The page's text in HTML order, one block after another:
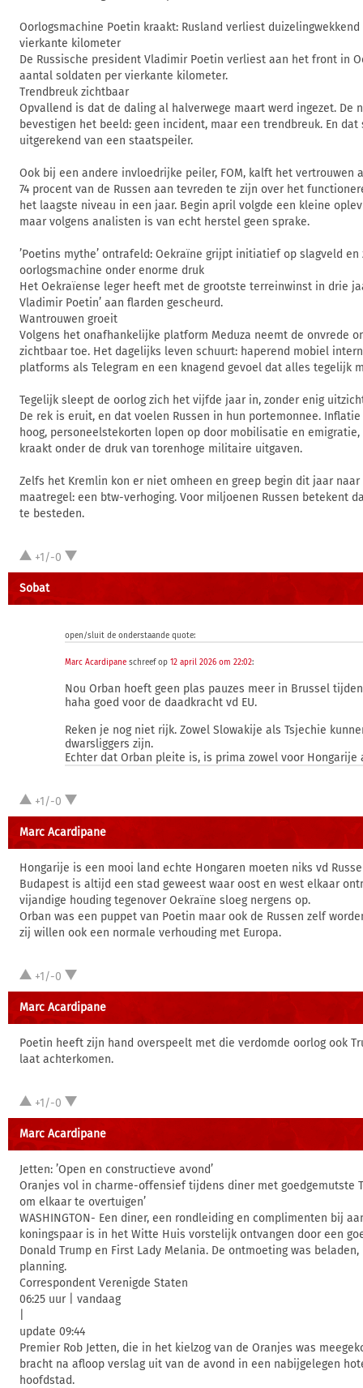
Oorlogsmachine Poetin kraakt: Rusland verliest
vierkante kilometer
De Russische president Vladimir Poetin verliest aan het front in
aantal soldaten per vierkante kilometer.
Trendbreuk zichtbaar
Opvallend is dat de daling al halverwege maart werd ingezet. De
bevestigen het beeld: geen incident, maar een trendbreuk. En dat
uitgerekend van een staatspeiler.
Ook bij een andere invloedrijke peiler, FOM, kalft het vertrouwen
74 procent van de Russen aan tevreden te zijn over het
het laagste niveau in een jaar. Begin april volgde een kleine
maar volgens analisten is van echt herstel geen sprake.
’Poetins mythe’ ontrafeld: Oekraïne grijpt initiatief op slagveld en
oorlogsmachine onder enorme druk
Het Oekraïense leger heeft met de grootste terreinwinst in drie
Vladimir Poetin’ aan flarden gescheurd.
Wantrouwen groeit
Volgens het onafhankelijke platform Meduza neemt de onvrede
zichtbaar toe. Het dagelijks leven schuurt: haperend mobiel
platforms als Telegram en een knagend gevoel dat alles tegelijk
Tegelijk sleept de oorlog zich het vijfde jaar in, zonder enig
De rek is eruit, en dat voelen Russen in hun portemonnee.
hoog, personeelstekorten lopen op door mobilisatie en
kraakt onder de druk van torenhoge militaire uitgaven.
Zelfs het Kremlin kon er niet omheen en greep begin dit jaar
maatregel: een btw-verhoging. Voor miljoenen Russen betekent
te besteden.
+1/-0
Sobat
open/sluit de onderstaande quote:
Marc Acardipane schreef op 12 april 2026 om 22:02:
Nou Orban hoeft geen plas pauzes meer in Brussel
haha goed voor de daadkracht vd EU.
Reken je nog niet rijk. Zowel Slowakije als Tsjechie
dwarsliggers zijn.
Echter dat Orban pleite is, is prima zowel voor Hongarije
+1/-0
Marc Acardipane
Hongarije is een mooi land echte Hongaren moeten niks vd
Budapest is altijd een stad geweest waar oost en west elkaar
vijandige houding tegenover Oekraïne sloeg nergens op.
Orban was een puppet van Poetin maar ook de Russen zelf
zij willen ook een normale verhouding met Europa.
+1/-0
Marc Acardipane
Poetin heeft zijn hand overspeelt met die verdomde oorlog ook
laat achterkomen.
+1/-0
Marc Acardipane
Jetten: ’Open en constructieve avond’
Oranjes vol in charme-offensief tijdens diner met goedgemutste
om elkaar te overtuigen’
WASHINGTON- Een diner, een rondleiding en complimenten bij
koningspaar is in het Witte Huis vorstelijk ontvangen door een
Donald Trump en First Lady Melania. De ontmoeting was
planning.
Correspondent Verenigde Staten
06:25 uur | vandaag
update 09:44
Premier Rob Jetten, die in het kielzog van de Oranjes was
bracht na afloop verslag uit van de avond in een nabijgelegen
hoofdstad.